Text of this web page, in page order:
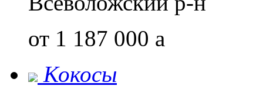
от 1 187 000 a
Кокосы